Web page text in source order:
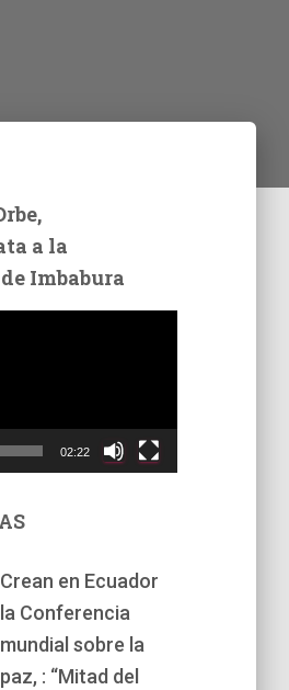
a la
Imbabura
02:22
Crean en Ecuador
la Conferencia
mundial sobre la
paz, : “Mitad del